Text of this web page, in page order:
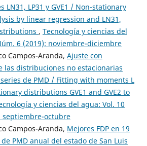
LN31, LP31 y GVE1 / Non-stationary
by linear regression and LN31,
, Tecnología y ciencias del
6 (2019): noviembre-diciembre
Campos-Aranda, Ajuste con
las distribuciones no estacionarias
series de PMD / Fitting with moments L
distributions GVE1 and GVE2 to
y ciencias del agua: Vol. 10
septiembre-octubre
Campos-Aranda, Mejores FDP en 19
PMD anual del estado de San Luis